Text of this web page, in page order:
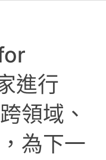
進行
領域、
為下一